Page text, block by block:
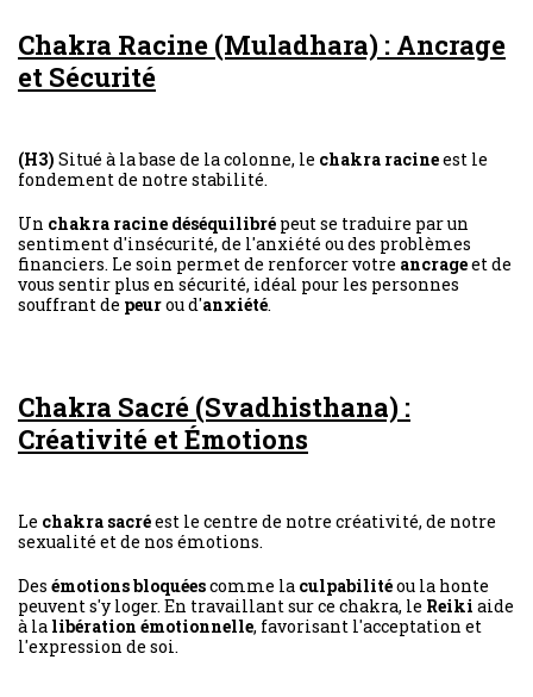
Chakra Racine (Muladhara) : Ancrage
et Sécurité
(H3) Situé à la base de la colonne, le chakra racineest le
fondement de notre stabilité.
Un chakra racine déséquilibré peut se traduire par un
sentiment d'insécurité, de l'anxiété ou des problèmes
financiers. Le soin permet de renforcer votre ancrageet de
vous sentir plus en sécurité, idéal pour les personnes
souffrant de peurou d'anxiété.
Chakra Sacré (Svadhisthana) :
Créativité et Émotions
Le chakra sacréest le centre de notre créativité, de notre
sexualité et de nos émotions.
Des émotions bloquéescomme la culpabilitéou la honte
peuvent s'y loger. En travaillant sur ce chakra, le Reiki aide
à lalibération émotionnelle, favorisant l'acceptation et
l'expression de soi.